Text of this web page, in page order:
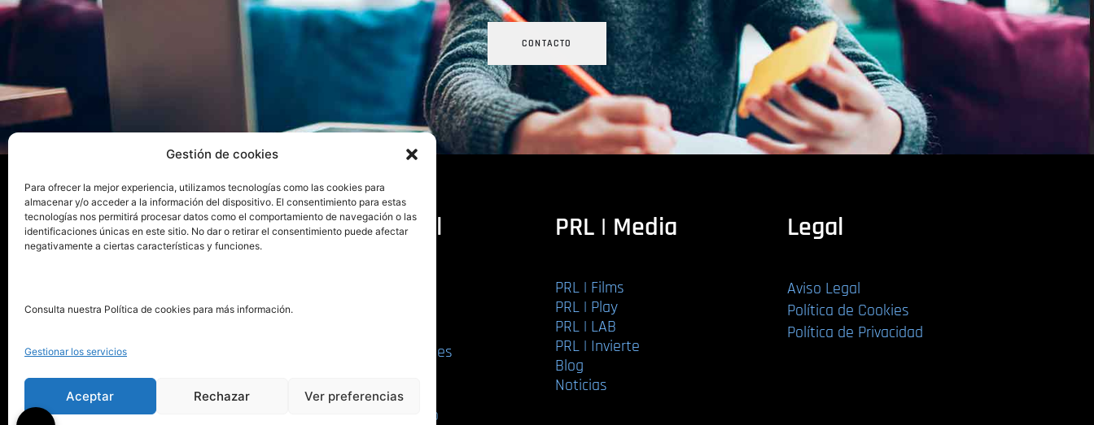
Gestión de cookies
Para ofrecer la mejor experiencia, utilizamos tecnologías como las cookies para
almacenar y/o acceder a la información del dispositivo. El consentimiento para estas
tecnologías nos permitirá procesar datos como el comportamiento de navegación o las
identificaciones únicas en este sitio. No dar o retirar el consentimiento puede afectar
negativamente a ciertas características y funciones.
Consulta nuestra Política de cookies para más información.
Gestionar los servicios
Aceptar Rechazar Ver preferencias
CONTACTO
622 843 306
info@puntorojolibros.com
La editorial
Servicios editoriales
Tarifas
Enviar manuscrito
PRL | Media
PRL | Films
PRL | Play
PRL | LAB
PRL | Invierte
Blog
Noticias
Legal
Aviso Legal
Política de Cookies
Política de Privacidad